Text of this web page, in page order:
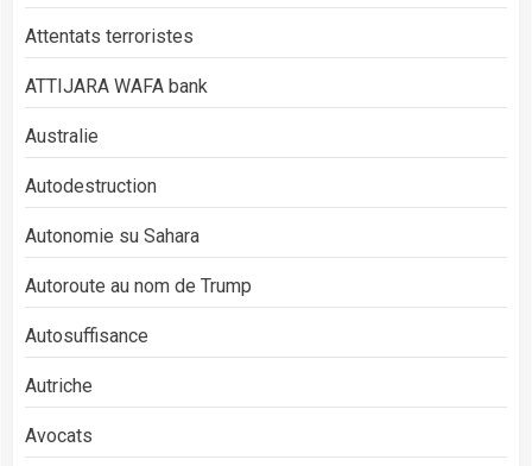
Attentats terroristes
ATTIJARA WAFA bank
Australie
Autodestruction
Autonomie su Sahara
Autoroute au nom de Trump
Autosuffisance
Autriche
Avocats